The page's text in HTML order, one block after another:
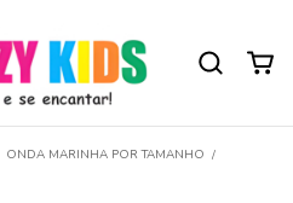
ONDA MARINHA POR TAMANHO /